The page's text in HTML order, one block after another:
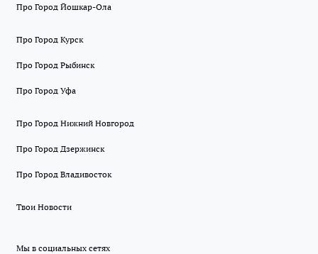
Про Город Йошкар-Ола
Про Город Курск
Про Город Рыбинск
Про Город Уфа
Про Город Нижний Новгород
Про Город Дзержинск
Про Город Владивосток
Твои Новости
Мы в социальных сетях